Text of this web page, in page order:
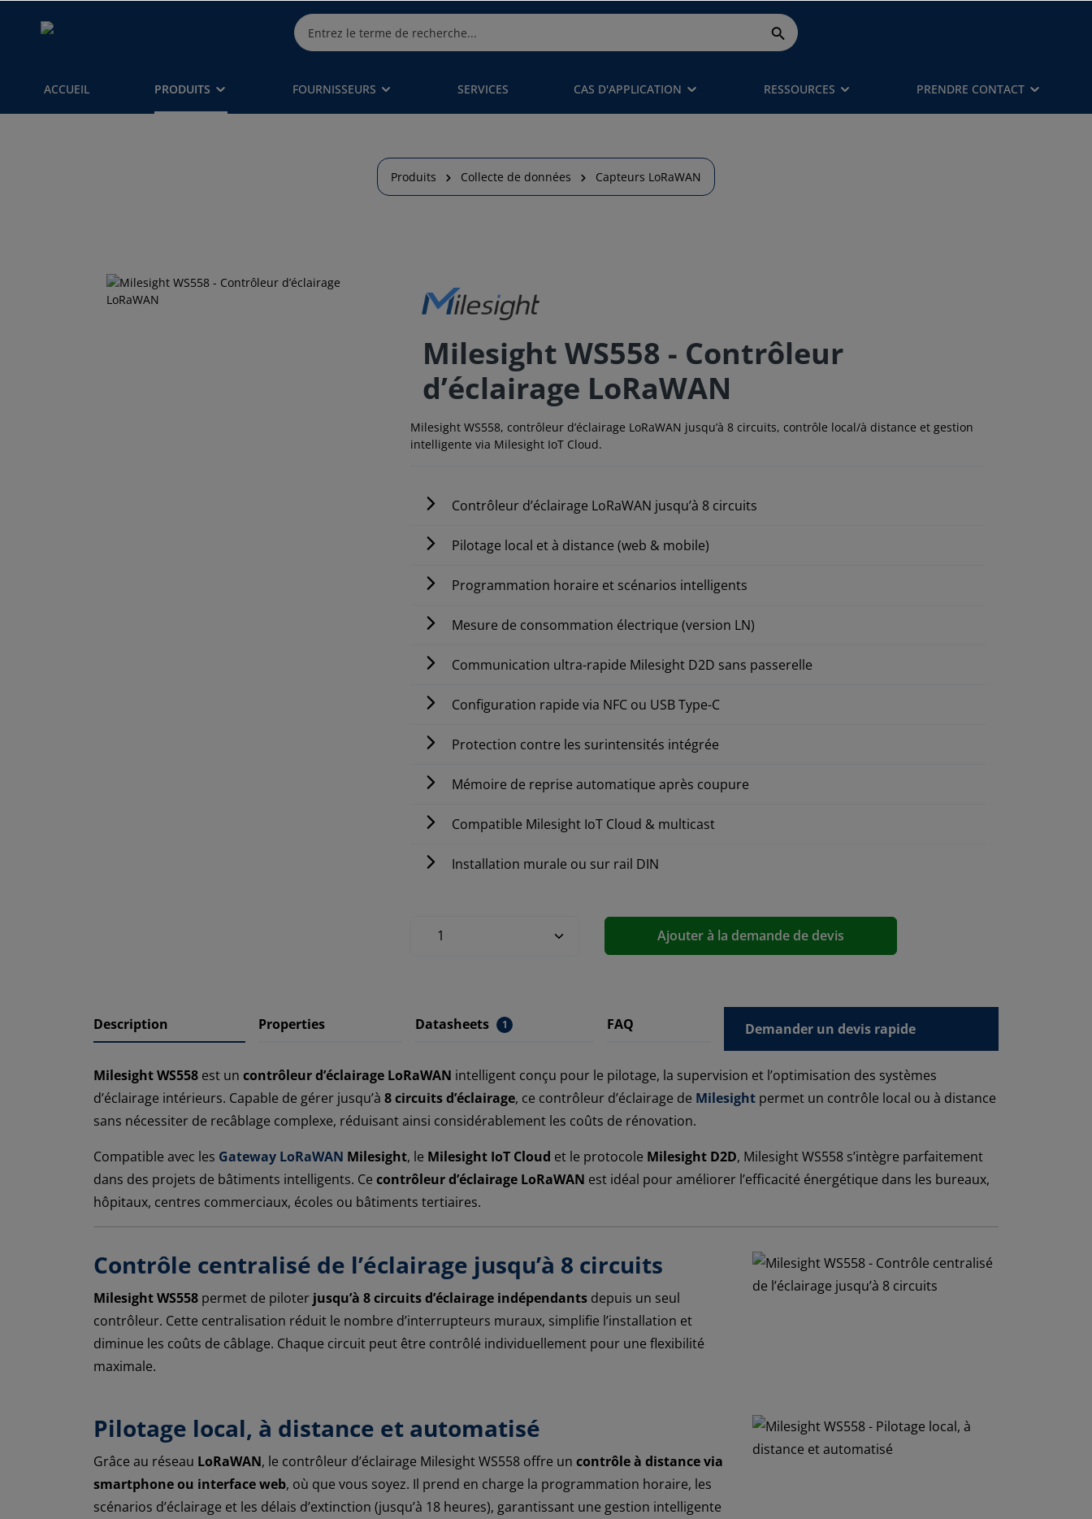
ACCUEIL PRODUITS FOURNISSEURS SERVICES CAS D'APPLICATION RESSOURCES PRENDRE CONTACT
Produits Collecte de données Capteurs LoRaWAN
Milesight WS558 - Contrôleur
d’éclairage LoRaWAN
Milesight WS558, contrôleur d’éclairage LoRaWAN jusqu’à 8 circuits, contrôle local/à distance et gestion
intelligente via Milesight IoT Cloud.
Contrôleur d’éclairage LoRaWAN jusqu’à 8 circuits
Pilotage local et à distance (web & mobile)
Programmation horaire et scénarios intelligents
Mesure de consommation électrique (version LN)
Communication ultra-rapide Milesight D2D sans passerelle
Configuration rapide via NFC ou USB Type-C
Protection contre les surintensités intégrée
Mémoire de reprise automatique après coupure
Compatible Milesight IoT Cloud & multicast
Installation murale ou sur rail DIN
Ajouter à la demande de devis
Description Properties Datasheets 1 FAQ Demander un devis rapide
Milesight WS558 est un contrôleur d’éclairage LoRaWAN intelligent conçu pour le pilotage, la supervision et l’optimisation des systèmes
d’éclairage intérieurs. Capable de gérer jusqu’à 8 circuits d’éclairage, ce contrôleur d’éclairage de Milesight permet un contrôle local ou à distance
sans nécessiter de recâblage complexe, réduisant ainsi considérablement les coûts de rénovation.
Compatible avec les Gateway LoRaWAN Milesight, le Milesight IoT Cloud et le protocole Milesight D2D, Milesight WS558 s’intègre parfaitement
dans des projets de bâtiments intelligents. Ce contrôleur d’éclairage LoRaWAN est idéal pour améliorer l’efficacité énergétique dans les bureaux,
hôpitaux, centres commerciaux, écoles ou bâtiments tertiaires.
Contrôle centralisé de l’éclairage jusqu’à 8 circuits
Milesight WS558 permet de piloter jusqu’à 8 circuits d’éclairage indépendants depuis un seul
contrôleur. Cette centralisation réduit le nombre d’interrupteurs muraux, simplifie l’installation et
diminue les coûts de câblage. Chaque circuit peut être contrôlé individuellement pour une flexibilité
maximale.
Pilotage local, à distance et automatisé
Grâce au réseau LoRaWAN, le contrôleur d’éclairage Milesight WS558 offre un contrôle à distance via
smartphone ou interface web, où que vous soyez. Il prend en charge la programmation horaire, les
scénarios d’éclairage et les délais d’extinction (jusqu’à 18 heures), garantissant une gestion intelligente